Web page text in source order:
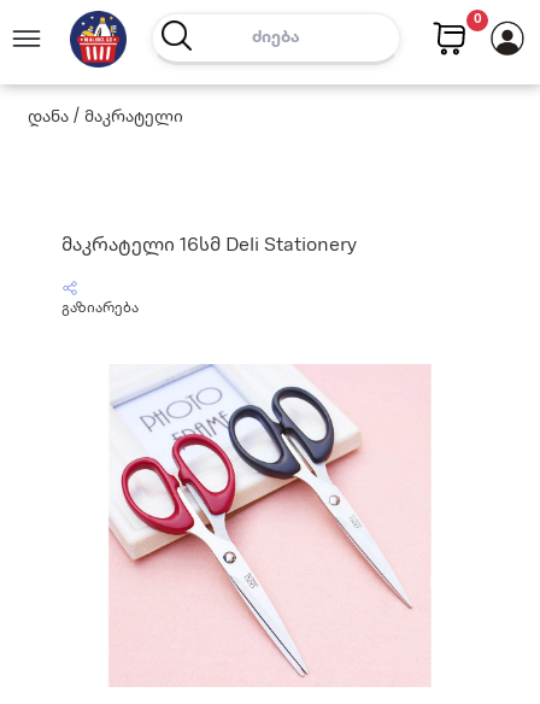
0
დანა / მაკრატელი
მაკრატელი 16სმ Deli Stationery
გაზიარება